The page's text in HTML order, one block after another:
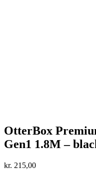
OtterBox
Gen1 1.8M –
kr. 215,00